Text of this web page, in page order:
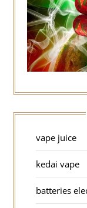
vape juice
kedai vape
batteries